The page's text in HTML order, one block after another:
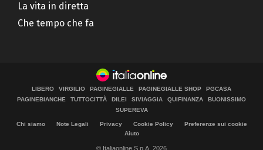
La vita in diretta
Che tempo che fa
LIBERO VIRGILIO PAGINEGIALLE PAGINEGIALLE SHOP
PGCASA
PAGINEBIANCHE
TUTTOCITTÀ DILEI SIVIAGGIA QUIFINANZA
BUONISSIMO
SUPEREVA
Chi siamo Note Legali Privacy Cookie Policy
Preferenze sui cookie
Aiuto
© Italiaonline S.p.A. 2026